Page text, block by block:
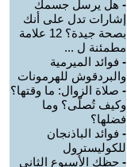
- هل يرسل جسمك
إشارات تدل على أنك
بصحة جيدة؟ 12 علامة
مطمئنة ل ...
- فوائد الميرمية
والبردقوش للهرمونات
- صلاة الزوال: ما وقتها؟
وكيف تُصلّى؟ وما
فضلها؟
- فوائد الباذنجان
للكوليسترول
- حظك الأسبوع الثاني